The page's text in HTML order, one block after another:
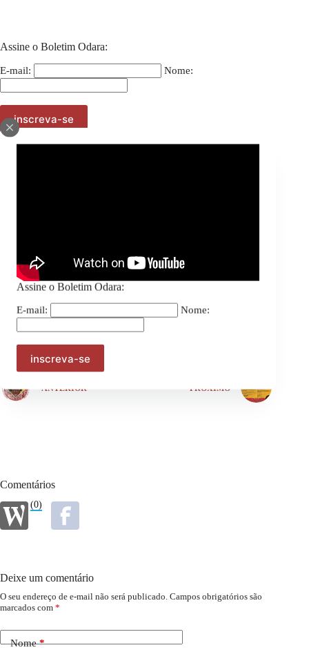
Assine o Boletim Odara:
E-mail: Nome:
Assine o Boletim Odara:
E-mail: Nome:
ANTERIOR PRÓXIMO
Comentários
(0)
Deixe um comentário
O seu endereço de e-mail não será publicado. Campos obrigatórios são
marcados com *
Nome*